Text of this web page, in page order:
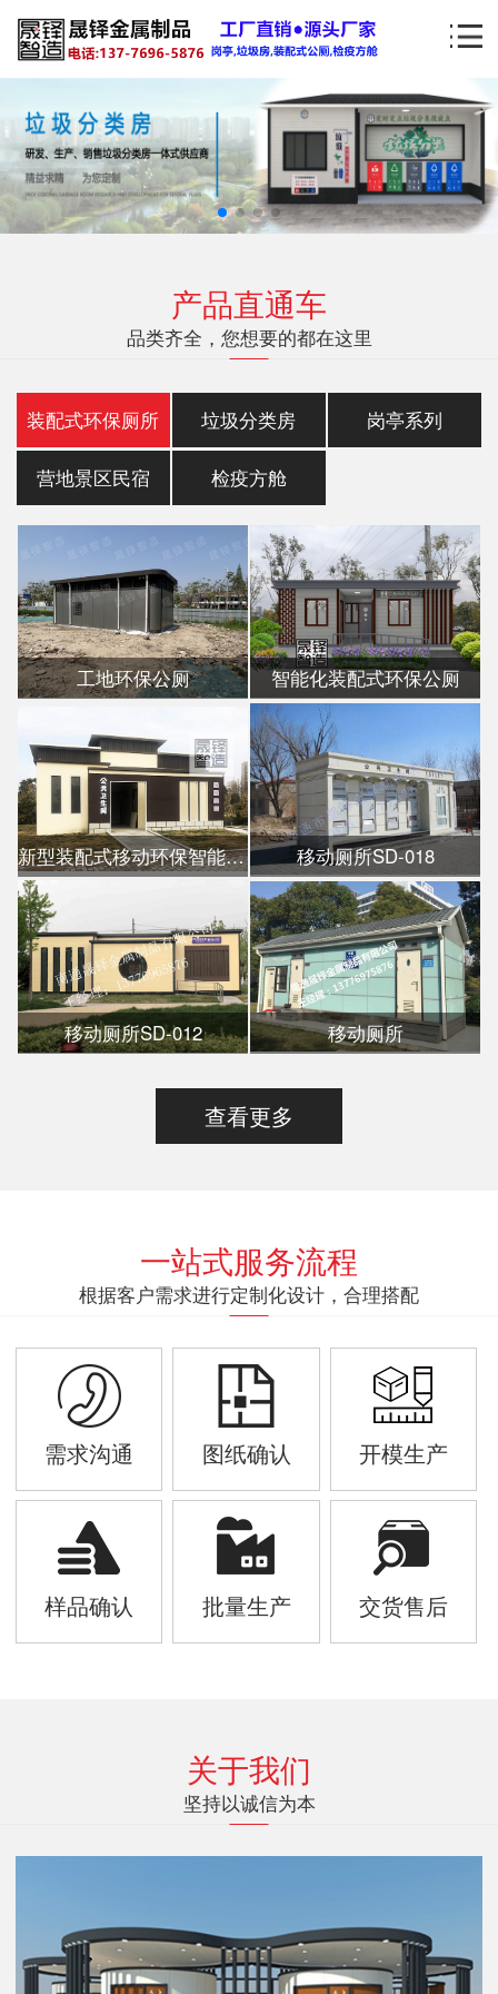
产品直通车
品类齐全，您想要的都在这里
装配式环保厕所 垃圾分类房 岗亭系列
营地景区民宿 检疫方舱
工地环保公厕 智能化装配式环保公厕
新型装配式移动环保智能公厕 移动厕所SD-018
移动厕所SD-012 移动厕所
查看更多
一站式服务流程
根据客户需求进行定制化设计，合理搭配
需求沟通 图纸确认 开模生产
样品确认 批量生产 交货售后
关于我们
坚持以诚信为本